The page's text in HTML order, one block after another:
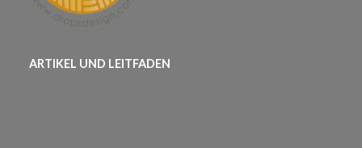
ARTIKEL UND LEITFADEN